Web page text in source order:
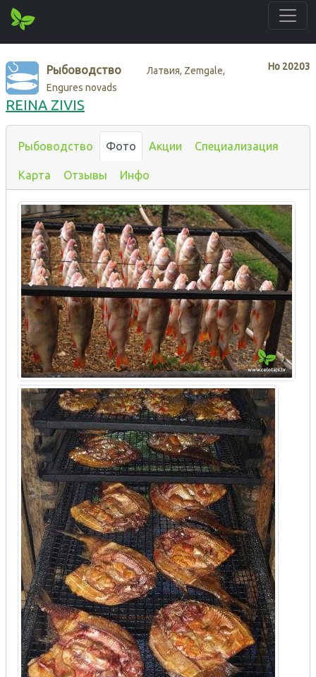
Нo 20203
Рыбоводство
Латвия, Zemgale,
Engures novads
REINA ZIVIS
Рыбоводство Фото Акции Специализация
Карта Отзывы Инфо